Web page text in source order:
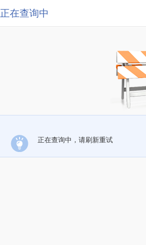
正在查询中
正在查询中，请刷新重试